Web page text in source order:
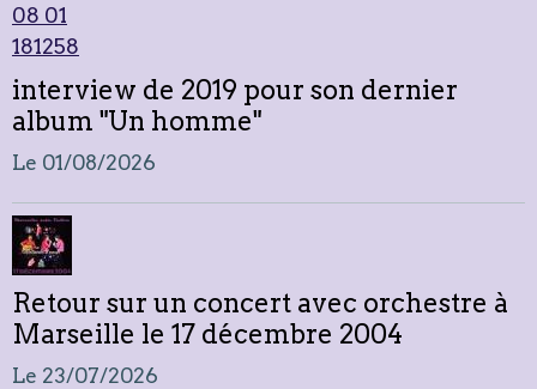
interview de 2019 pour son dernier
album "Un homme"
Le 01/08/2026
Retour sur un concert avec orchestre à
Marseille le 17 décembre 2004
Le 23/07/2026